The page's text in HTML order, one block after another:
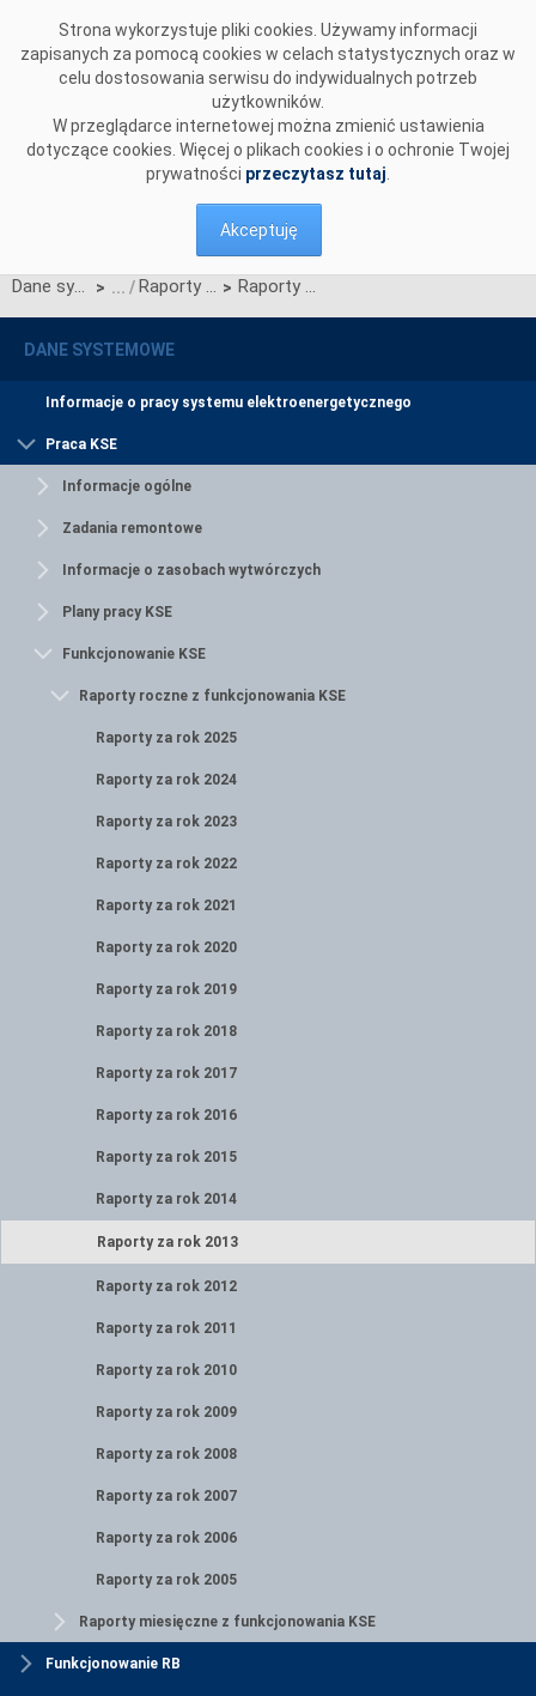
Strona wykorzystuje pliki cookies. Używamy informacji
zapisanych za pomocą cookies w celach statystycznych oraz w
celu dostosowania serwisu do indywidualnych potrzeb
użytkowników.
W przeglądarce internetowej można zmienić ustawienia
dotyczące cookies. Więcej o plikach cookies i o ochronie Twojej
prywatności przeczytasz tutaj
Akceptuję
Dane systemowe > Raporty roczne z funkcjonowania KSE > Raporty za rok 2013
DANE SYSTEMOWE
Informacje o pracy systemu elektroenergetycznego
Praca KSE
Informacje ogólne
Zadania remontowe
Informacje o zasobach wytwórczych
Plany pracy KSE
Funkcjonowanie KSE
Raporty roczne z funkcjonowania KSE
Raporty za rok 2025
Raporty za rok 2024
Raporty za rok 2023
Raporty za rok 2022
Raporty za rok 2021
Raporty za rok 2020
Raporty za rok 2019
Raporty za rok 2018
Raporty za rok 2017
Raporty za rok 2016
Raporty za rok 2015
Raporty za rok 2014
Raporty za rok 2013
Raporty za rok 2012
Raporty za rok 2011
Raporty za rok 2010
Raporty za rok 2009
Raporty za rok 2008
Raporty za rok 2007
Raporty za rok 2006
Raporty za rok 2005
Raporty miesięczne z funkcjonowania KSE
Funkcjonowanie RB